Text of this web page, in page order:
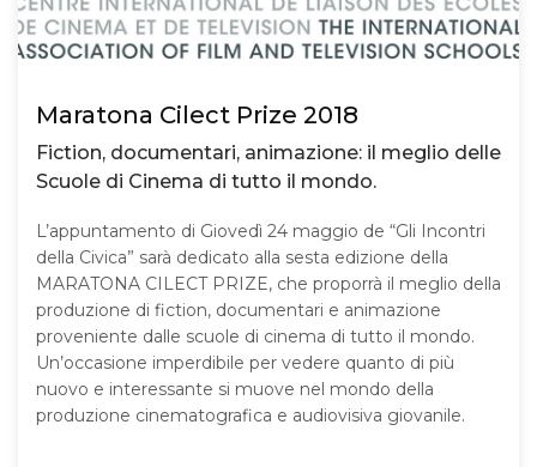
Maratona Cilect Prize 2018
Fiction, documentari, animazione: il meglio delle
Scuole di Cinema di tutto il mondo.
L’appuntamento di Giovedì 24 maggio de “Gli Incontri
della Civica” sarà dedicato alla sesta edizione della
MARATONA CILECT PRIZE, che proporrà il meglio della
produzione di fiction, documentari e animazione
proveniente dalle scuole di cinema di tutto il mondo.
Un’occasione imperdibile per vedere quanto di più
nuovo e interessante si muove nel mondo della
produzione cinematografica e audiovisiva giovanile.